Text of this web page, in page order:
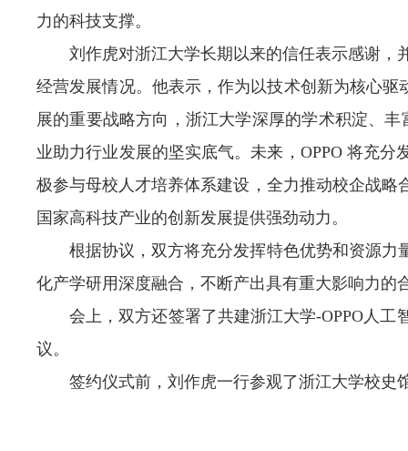
力的科技支撑。
刘作虎对浙江大学长期以来的信任表示感谢，
经营发展情况。他表示，作为以技术创新为核心
展的重要战略方向，浙江大学深厚的学术积淀、
业助力行业发展的坚实底气。未来，OPPO 将充
极参与母校人才培养体系建设，全力推动校企战
国家高科技产业的创新发展提供强劲动力。
根据协议，双方将充分发挥特色优势和资源
化产学研用深度融合，不断产出具有重大影响力的
会上，双方还签署了共建浙江大学-OPPO人
议。
签约仪式前，刘作虎一行参观了浙江大学校史